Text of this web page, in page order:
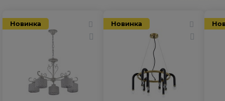
Новинка Новинка